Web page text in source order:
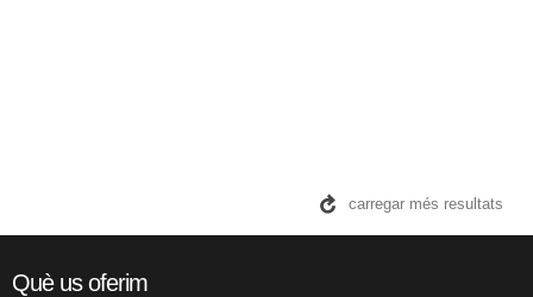
carregar més resultats
Què us oferim